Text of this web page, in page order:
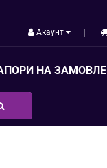
Акаунт
НА